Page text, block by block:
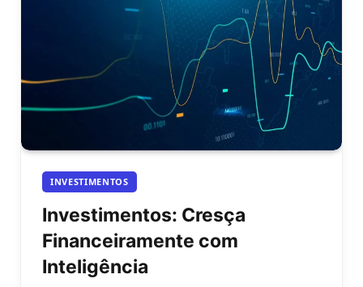
INVESTIMENTOS
Investimentos: Cresça
Financeiramente com
Inteligência